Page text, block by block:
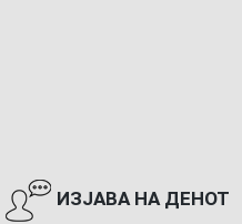
ИЗЈАВА НА ДЕНОТ